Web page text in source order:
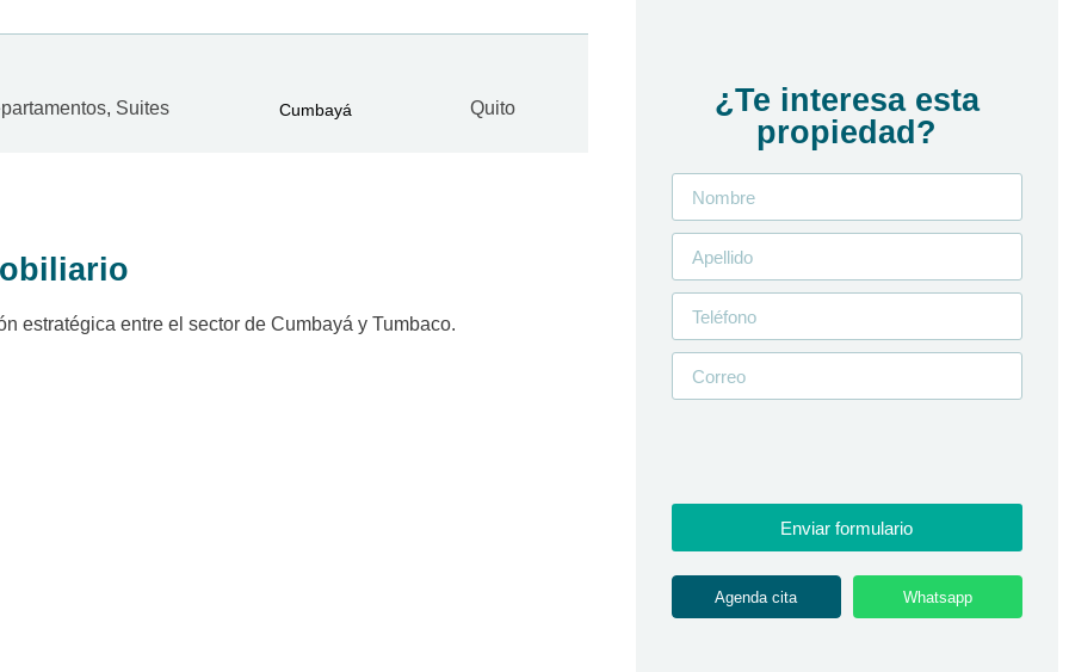
, Suites Cumbayá Quito
estratégica entre el sector de Cumbayá y Tumbaco.
¿Te interesa esta
propiedad?
Enviar formulario
Agenda cita Whatsapp